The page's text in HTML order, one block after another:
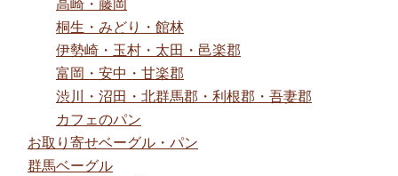
高崎・藤岡
桐生・みどり・館林
伊勢崎・玉村・太田・邑楽郡
富岡・安中・甘楽郡
渋川・沼田・北群馬郡・利根郡・吾妻郡
カフェのパン
お取り寄せベーグル・パン
群馬ベーグル